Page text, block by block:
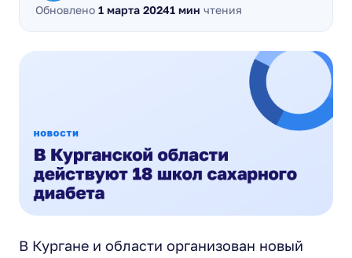
Обновлено 1 марта 20241 мин чтения
В Кургане и области организован новый